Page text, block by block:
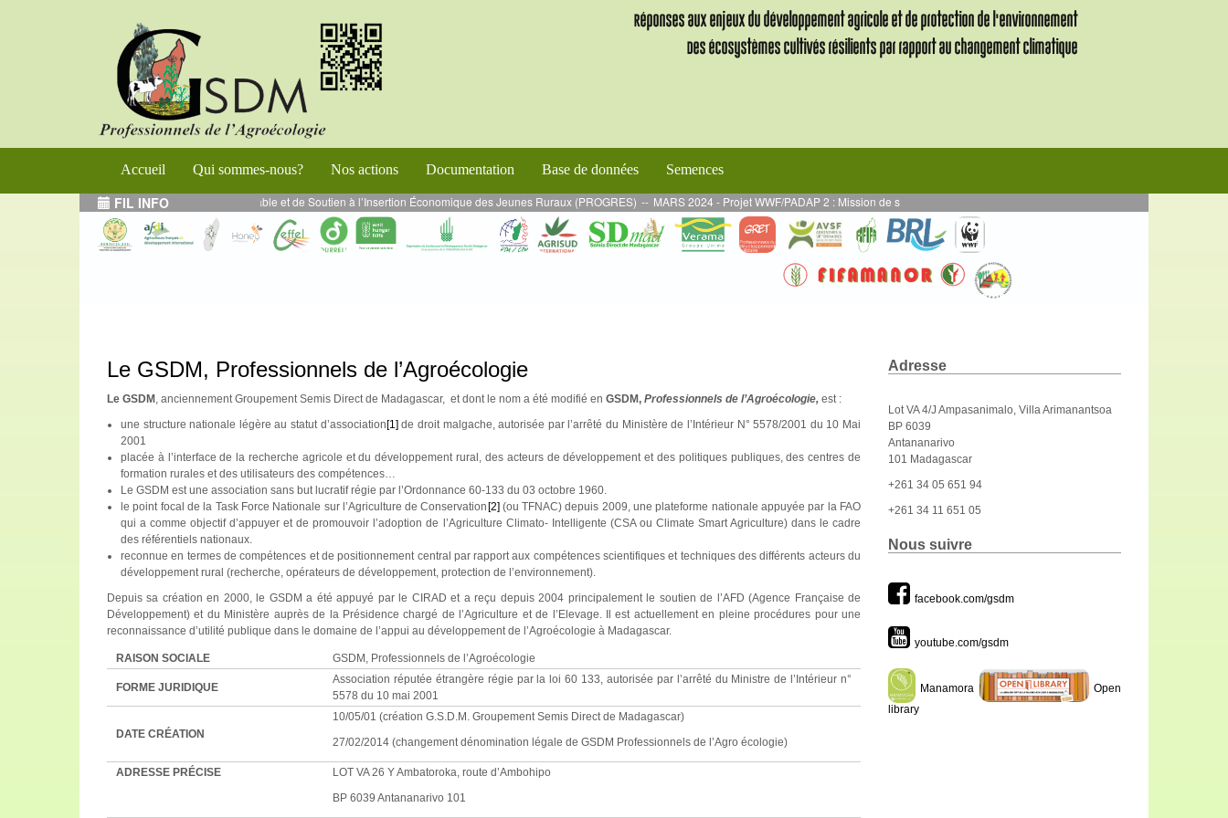
Accueil Qui sommes-nous? Nos actions Documentation Base de données Semences
FIL INFO
de Renforcement de l’Entrepreneuriat Durable et de Soutien à l’Insertion Économique des Jeunes Ruraux (PROGRES) -- MARS 2024 - Projet WWF/PADAP 2 : Mission de supervision des activités en AE mises en œuvre en par DURRELL - Projet
Le GSDM, Professionnels de l’Agroécologie
Le GSDM , anciennement Groupement Semis Direct de Madagascar, et dont le nom a été modifié en GSDM, Professionnels de l’Agroécologie, est :
une structure nationale légère au statut d’association[1]de droit malgache, autorisée par l’arrêté du Ministère de l’Intérieur N° 5578/2001 du 10 Mai
2001
placée à l’interface de la recherche agricole et du développement rural, des acteurs de développement et des politiques publiques, des centres de
formation rurales et des utilisateurs des compétences…
Le GSDM est une association sans but lucratif régie par l’Ordonnance 60-133 du 03 octobre 1960.
le point focal de la Task Force Nationale sur l’Agriculture de Conservation[2](ou TFNAC) depuis 2009, une plateforme nationale appuyée par la FAO
qui a comme objectif d’appuyer et de promouvoir l’adoption de l’Agriculture Climato- Intelligente (CSA ou Climate Smart Agriculture) dans le cadre
des référentiels nationaux.
reconnue en termes de compétences et de positionnement central par rapport aux compétences scientifiques et techniques des différents acteurs du
développement rural (recherche, opérateurs de développement, protection de l’environnement).
Depuis sa création en 2000, le GSDM a été appuyé par le CIRAD et a reçu depuis 2004 principalement le soutien de l’AFD (Agence Française de
Développement) et du Ministère auprès de la Présidence chargé de l’Agriculture et de l’Elevage. Il est actuellement en pleine procédures pour une
reconnaissance d’utilité publique dans le domaine de l’appui au développement de l’Agroécologie à Madagascar.
RAISON SOCIALE GSDM, Professionnels de l’Agroécologie
FORME JURIDIQUE
Association réputée étrangère régie par la loi 60 133, autorisée par l’arrêté du Ministre de l’Intérieur n°
5578 du 10 mai 2001
DATE CRÉATION
10/05/01 (création G.S.D.M. Groupement Semis Direct de Madagascar)
27/02/2014 (changement dénomination légale de GSDM Professionnels de l’Agro écologie)
ADRESSE PRÉCISE
LOT VA 26 Y Ambatoroka, route d’Ambohipo
BP 6039 Antananarivo 101
Adresse
Lot VA 4/J Ampasanimalo, Villa Arimanantsoa
BP 6039
Antananarivo
101 Madagascar
+261 34 05 651 94
+261 34 11 651 05
Nous suivre
facebook.com/gsdm
youtube.com/gsdm
Manamora
Open
library